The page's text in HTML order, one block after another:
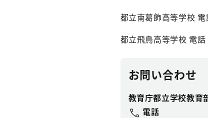
都立南葛飾高等学校
都立飛鳥高等学校 電
お問い合わせ
教育庁都立学校教育
電話